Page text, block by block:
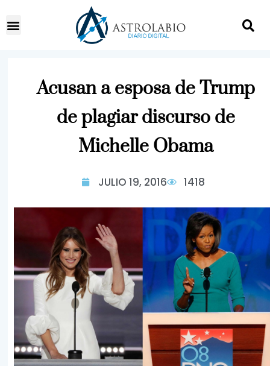
Acusan a esposa de Trump
de plagiar discurso de
Michelle Obama
JULIO 19, 2016 1418